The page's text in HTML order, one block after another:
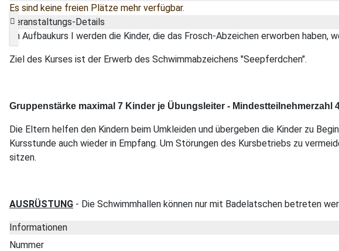
Es sind keine freien Plätze mehr verfügbar.
Veranstaltungs-Details
Im Aufbaukurs I werden die Kinder, die das Frosch-Abzeichen erworben haben,
Ziel des Kurses ist der Erwerb des Schwimmabzeichens "Seepferdchen".
Gruppenstärke maximal 7 Kinder je Übungsleiter - Mindestteilnehmerzahl
Die Eltern helfen den Kindern beim Umkleiden und übergeben die Kinder zu
Kursstunde auch wieder in Empfang. Um Störungen des Kursbetriebs zu
sitzen.
AUSRÜSTUNG - Die Schwimmhallen können nur mit Badelatschen betreten
Informationen
Nummer